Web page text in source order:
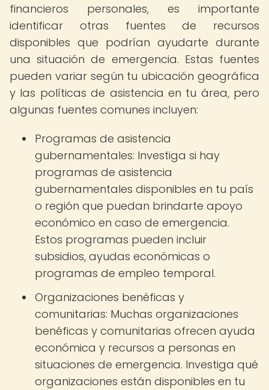
financieros personales, es importante
identificar otras fuentes de recursos
disponibles que podrían ayudarte durante
una situación de emergencia. Estas fuentes
pueden variar según tu ubicación geográfica
y las políticas de asistencia en tu área, pero
algunas fuentes comunes incluyen:
Programas de asistencia
gubernamentales: Investiga si hay
programas de asistencia
gubernamentales disponibles en tu país
o región que puedan brindarte apoyo
económico en caso de emergencia.
Estos programas pueden incluir
subsidios, ayudas económicas o
programas de empleo temporal.
Organizaciones benéficas y
comunitarias: Muchas organizaciones
benéficas y comunitarias ofrecen ayuda
económica y recursos a personas en
situaciones de emergencia. Investiga qué
organizaciones están disponibles en tu